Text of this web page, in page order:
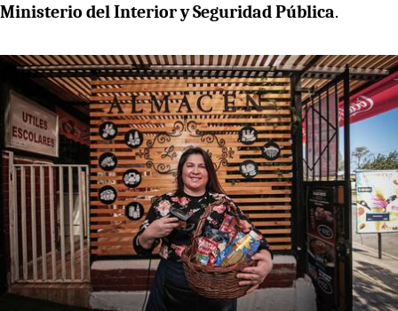
Ministerio del Interior y Seguridad Pública.